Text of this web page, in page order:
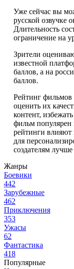
Уже сейчас вы
русской озвучке
Длительность
ограничение на
Зрители
известной
баллов, а на
баллов.
Рейтинг фильмов
оценить их
контент,
фильм популярен
рейтинги влияют
для
создателям
Жанры
Боевики
442
Зарубежные
462
Приключения
353
Ужасы
62
Фантастика
418
Популярные